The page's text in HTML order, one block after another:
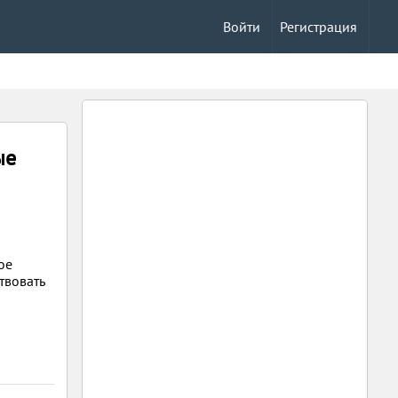
Регистрация
Войти